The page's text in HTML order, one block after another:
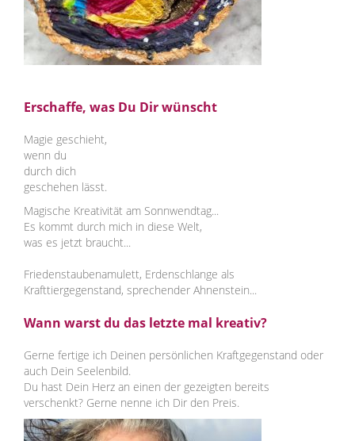
Erschaffe, was Du Dir wünscht
Magie geschieht,
wenn du
durch dich
geschehen lässt.
Magische Kreativität am Sonnwendtag...
Es kommt durch mich in diese Welt,
was es jetzt braucht...
Friedenstaubenamulett, Erdenschlange als
Krafttiergegenstand, sprechender Ahnenstein...
Wann warst du das letzte mal kreativ?
Gerne fertige ich Deinen persönlichen Kraftgegenstand oder
auch Dein Seelenbild.
Du hast Dein Herz an einen der gezeigten bereits
verschenkt? Gerne nenne ich Dir den Preis.